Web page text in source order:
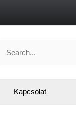
for:
Kapcsolat